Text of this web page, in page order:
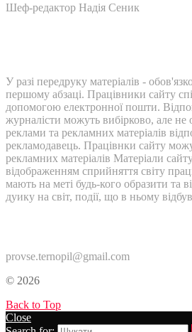
Шеф-редактор Надія Сеник
У разі передруку матеріалів -
першому абзаці. Працівники сайту
допомогою електронної пошти.
журналісти можуть вибірково, але не
реклами та рекламних матеріалів
рекламодавець. Працівнки сайту
рекламних матеріалів Матеріали
відображенням сприйняття світу
мають на меті будь-кого образити та
дуику на світ, події, що в ньому
provse.ternopil@gmail.com
© 2026
Back to Top
Close